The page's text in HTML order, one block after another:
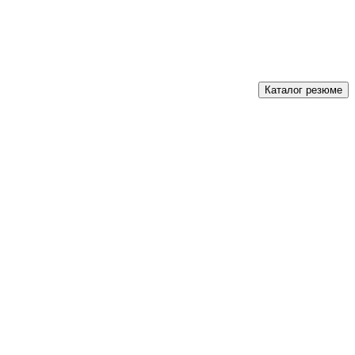
Каталог резюме